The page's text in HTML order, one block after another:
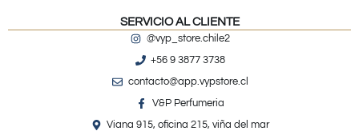
SERVICIO AL CLIENTE
@vyp_store.chile2
+56 9 3877 3738
contacto@app.vypstore.cl
V&P Perfumeria
Viana 915, oficina 215, viña del mar